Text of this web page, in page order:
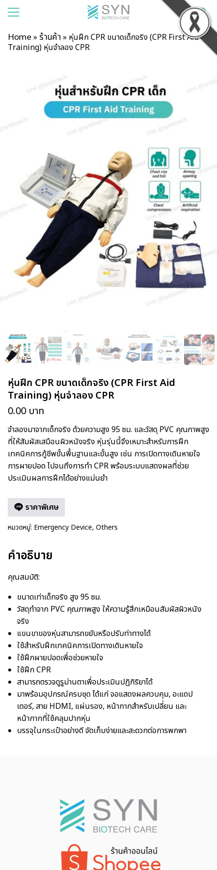
Home » ร้านค้า » หุ่นฝึก CPR ขนาดเด็กจริง (CPR First Aid
Training) หุ่นจำลอง CPR
หุ่นฝึก CPR ขนาดเด็กจริง (CPR First Aid
Training) หุ่นจำลอง CPR
0.00 บาท
จำลองมาจากเด็กจริง ด้วยความสูง 95 ซม. และวัสดุ PVC คุณภาพสูง
ที่ให้สัมผัสเสมือนผิวหนังจริง หุ่นรุ่นนี้จึงเหมาะสำหรับการฝึก
เทคนิคการกู้ชีพขั้นพื้นฐานและขั้นสูง เช่น การเปิดทางเดินหายใจ
การผายปอด ไปจนถึงการทำ CPR พร้อมระบบแสดงผลที่ช่วย
ประเมินผลการฝึกได้อย่างแม่นยำ
ราคาพิเศษ
หมวดหมู่: Emergency Device, Others
คำอธิบาย
คุณสมบัติ:
ขนาดเท่าเด็กจริง สูง 95 ซม.
วัสดุทำจาก PVC คุณภาพสูง ให้ความรู้สึกเหมือนสัมผัสผิวหนัง
จริง
แขนขาของหุ่นสามารถขยับหรือปรับท่าทางได้
ใช้สำหรับฝึกเทคนิคการเปิดทางเดินหายใจ
ใช้ฝึกผายปอดเพื่อช่วยหายใจ
ใช้ฝึก CPR
สามารถตรวจดูรูม่านตาเพื่อประเมินปฏิกิริยาได้
มาพร้อมอุปกรณ์ครบชุด ได้แก่ จอแสดงผลควบคุม, อะแดป
เตอร์, สาย HDMI, แผ่นรอง, หน้ากากสำหรับเปลี่ยน และ
หน้ากากที่ใช้คลุมปากหุ่น
บรรจุในกระเป๋าอย่างดี จัดเก็บง่ายและสะดวกต่อการพกพา